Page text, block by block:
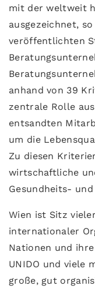
mit der weltweit
ausgezeichnet,
veröffentlichten
anhand von 39
zentrale Rolle
entsandten
um die
Zu diesen
wirtschaftliche
Gesundheits-
Wien ist Sitz
internationaler
Nationen und ihre
UNIDO und viele
große, gut